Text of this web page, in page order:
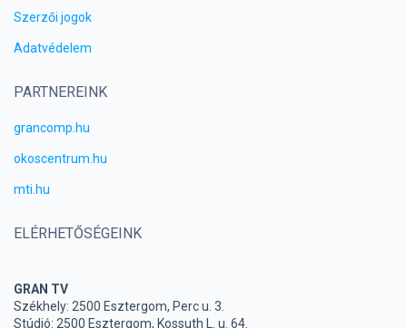
Szerzői jogok
Adatvédelem
PARTNEREINK
grancomp.hu
okoscentrum.hu
mti.hu
ELÉRHETŐSÉGEINK
GRAN TV
Székhely: 2500 Esztergom, Perc u. 3.
Stúdió: 2500 Esztergom, Kossuth L. u. 64.